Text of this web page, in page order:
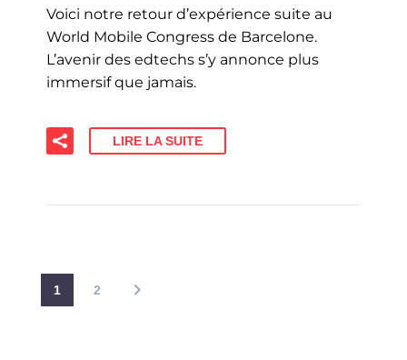
Voici notre retour d’expérience suite au
World Mobile Congress de Barcelone.
L’avenir des edtechs s’y annonce plus
immersif que jamais.
LIRE LA SUITE
1 2